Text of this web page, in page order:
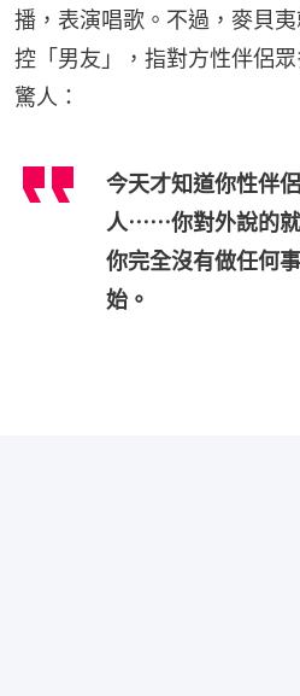
播，表演唱歌。不過，麥貝
控「男友」，指對方性伴侶
驚人：
今天才知道你性伴
人⋯⋯你對外說的就
你完全沒有做任何
始。